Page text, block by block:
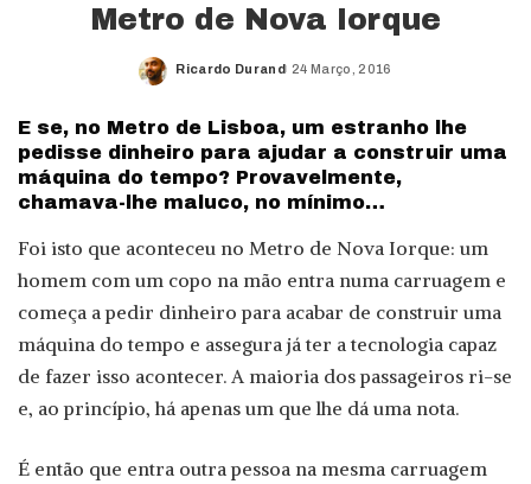
Metro de Nova Iorque
Posted
Ricardo Durand 24 Março, 2016
E se, no Metro de Lisboa, um estranho lhe
pedisse dinheiro para ajudar a construir uma
máquina do tempo? Provavelmente,
chamava-lhe maluco, no mínimo…
Foi isto que aconteceu no Metro de Nova Iorque: um
homem com um copo na mão entra numa carruagem e
começa a pedir dinheiro para acabar de construir uma
máquina do tempo e assegura já ter a tecnologia capaz
de fazer isso acontecer. A maioria dos passageiros ri-se
e, ao princípio, há apenas um que lhe dá uma nota.
É então que entra outra pessoa na mesma carruagem